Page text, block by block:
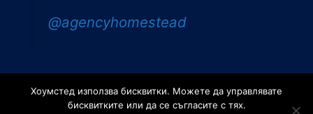
@agencyhomestead
©2026 - Агенция за недвижими имоти Хоумстед.
Хоумстед използва бисквитки. Можете да управлявате
бисквитките или да се съгласите с тях.